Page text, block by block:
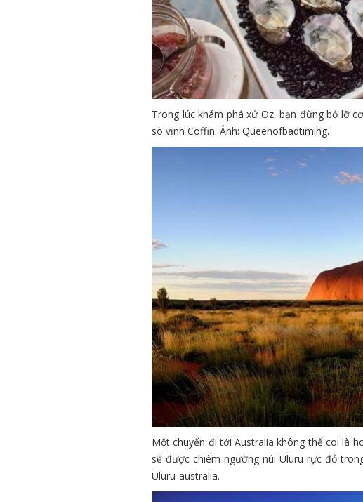
Trong lúc khám phá xứ Oz, bạn đừng bỏ lỡ
sò vịnh Coffin. Ảnh: Queenofbadtiming.
Một chuyến đi tới Australia không thể coi là
sẽ được chiêm ngưỡng núi Uluru rực đỏ
Uluru-australia.